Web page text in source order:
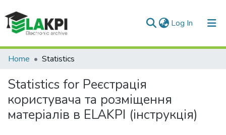
Log In (current)
Communities & Collections
All of DSpace
Home Statistics
Statistics for Реєстрація
користувача та розміщення
матеріалів в ELAKPI (інструкція)